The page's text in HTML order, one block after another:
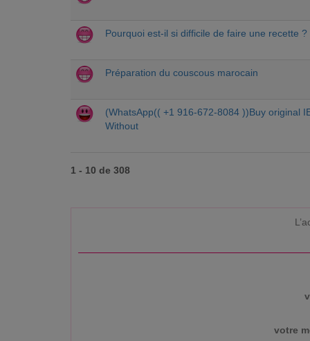
Pourquoi est-il si difficile de faire une recette ?
Préparation du couscous marocain
(WhatsApp(( +1 916-672-8084 ))Buy original
Without
1 - 10 de 308
votre